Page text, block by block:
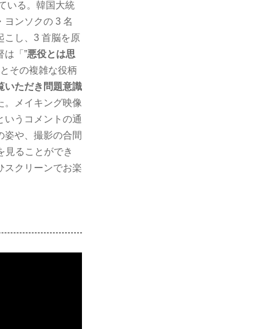
いる。韓国大統
ヨンソクの 3 名
こし、3 首脳を原
は「”悪役とは思
とその複雑な役柄
いただき問題意識
。メイキング映像
いうコメントの通
姿や、撮影の合間
見ることができ
スクリーンでお楽